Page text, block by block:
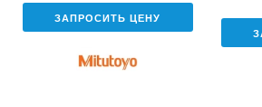
ЗАПРОСИТЬ ЦЕНУ